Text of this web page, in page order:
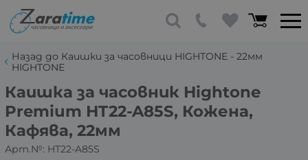
Назад до Каишки за часовници HIGHTONE - 22мм
HIGHTONE
Каишка за часовник Hightone
Premium HT22-A85S, Кожена,
Кафява, 22мм
Арт.№: HT22-A85S